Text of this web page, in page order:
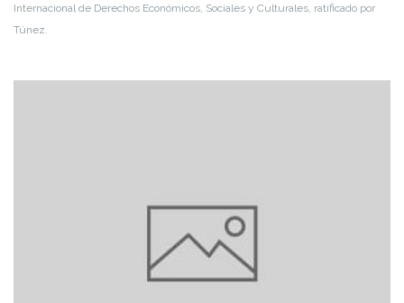
Internacional de Derechos Económicos, Sociales y Culturales, ratificado por
Túnez.